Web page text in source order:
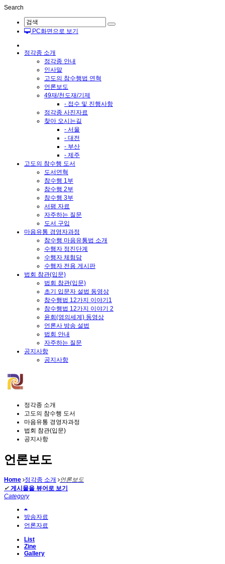
Search
PC화면으로 보기
정각종 소개
정각종 안내
인사말
고도의 참수행법 연혁
언론보도
49재/천도재/기제
- 접수 및 진행사항
정각종 사진자료
찾아 오시는길
- 서울
- 대전
- 부산
- 제주
고도의 참수행 도서
도서연혁
참수행 1부
참수행 2부
참수행 3부
서평 자료
자주하는 질문
도서 구입
마음유통 경영자과정
참수행 마음유통법 소개
수행자 정진단계
수행자 체험담
수행자 전용 게시판
법회 참관(입문)
법회 참관(입문)
초기 입문자 설법 동영상
참수행법 12가지 이야기1
참수행법 12가지 이야기 2
윤회(영의세계) 동영상
언론사 방송 설법
법회 안내
자주하는 질문
공지사항
공지사항
정각종 소개
고도의 참수행 도서
마음유통 경영자과정
법회 참관(입문)
공지사항
언론보도
Home 정각종 소개
언론보도
✔ 게시물을 뷰어로 보기
Category
방송자료
언론자료
List
Zine
Gallery